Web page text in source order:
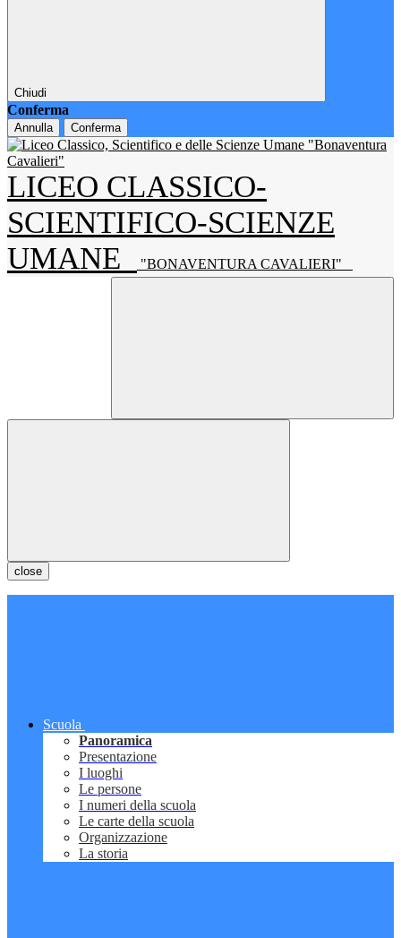
Chiudi
Conferma
Annulla Conferma
LICEO CLASSICO-
SCIENTIFICO-SCIENZE
UMANE
"BONAVENTURA CAVALIERI"
close
Scuola
Panoramica
Presentazione
I luoghi
Le persone
I numeri della scuola
Le carte della scuola
Organizzazione
La storia